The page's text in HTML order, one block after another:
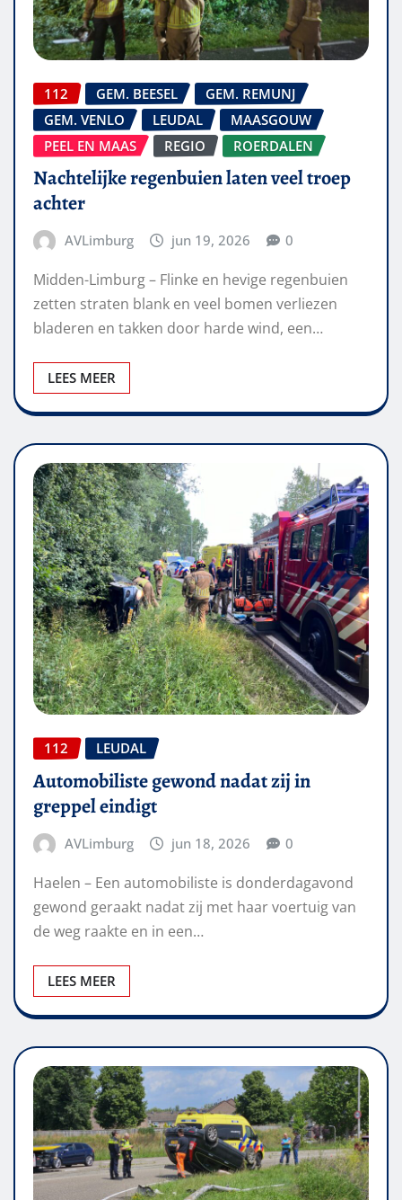
112 GEM. BEESEL
GEM. REMUNJ
GEM. VENLO
LEUDAL
MAASGOUW
PEEL EN MAAS
REGIO ROERDALEN
Nachtelijke regenbuien laten veel troep
achter
AVLimburg jun 19, 2026 0
Midden-Limburg – Flinke en hevige regenbuien
zetten straten blank en veel bomen verliezen
bladeren en takken door harde wind, een…
LEES MEER
112 LEUDAL
Automobiliste gewond nadat zij in
greppel eindigt
AVLimburg jun 18, 2026 0
Haelen – Een automobiliste is donderdagavond
gewond geraakt nadat zij met haar voertuig van
de weg raakte en in een…
LEES MEER